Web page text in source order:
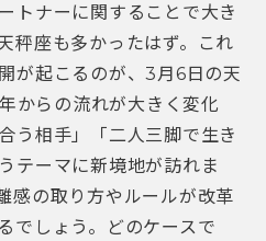
トナーに関することで大き
秤座も多かったはず。これ
が起こるのが、3月6日の天
からの流れが大きく変化
う相手」「二人三脚で生き
テーマに新境地が訪れま
感の取り方やルールが改革
でしょう。どのケースで